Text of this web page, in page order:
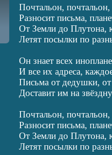
Почтальон, почтальон,
Разносит письма,
От Земли до Плутона,
Летят посылки по
Он знает всех
И все их адреса,
Письма от дедушки,
Доставит им на
Почтальон, почтальон,
Разносит письма,
От Земли до Плутона,
Летят посылки по